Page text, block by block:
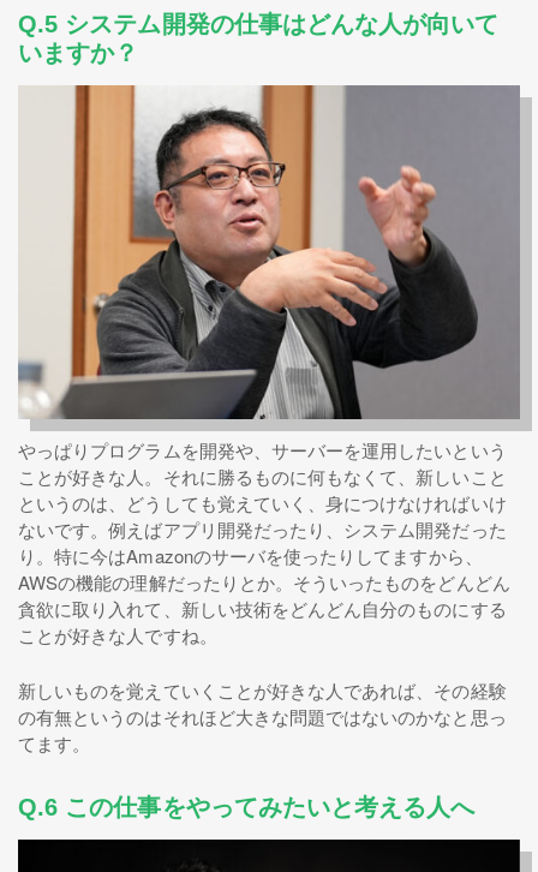
Q.5 システム開発の仕事はどんな人が向いて
いますか？
やっぱりプログラムを開発や、サーバーを運用したいという
ことが好きな人。それに勝るものに何もなくて、新しいこと
というのは、どうしても覚えていく、身につけなければいけ
ないです。例えばアプリ開発だったり、システム開発だった
り。特に今はAmazonのサーバを使ったりしてますから、
AWSの機能の理解だったりとか。そういったものをどんどん
貪欲に取り入れて、新しい技術をどんどん自分のものにする
ことが好きな人ですね。
新しいものを覚えていくことが好きな人であれば、その経験
の有無というのはそれほど大きな問題ではないのかなと思っ
てます。
Q.6 この仕事をやってみたいと考える人へ